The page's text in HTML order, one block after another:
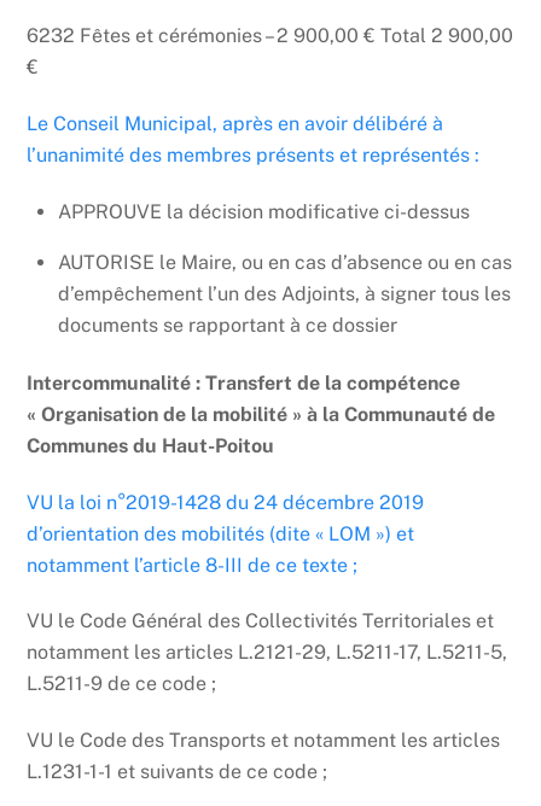
6232 Fêtes et cérémonies – 2 900,00 € Total 2 900,00
€
Le Conseil Municipal, après en avoir délibéré à
l’unanimité des membres présents et représentés :
APPROUVE la décision modificative ci-dessus
AUTORISE le Maire, ou en cas d’absence ou en cas
d’empêchement l’un des Adjoints, à signer tous les
documents se rapportant à ce dossier
Intercommunalité : Transfert de la compétence
« Organisation de la mobilité » à la Communauté de
Communes du Haut-Poitou
VU la loi n°2019-1428 du 24 décembre 2019
d’orientation des mobilités (dite « LOM ») et
notamment l’article 8-III de ce texte ;
VU le Code Général des Collectivités Territoriales et
notamment les articles L.2121-29, L.5211-17, L.5211-5,
L.5211-9 de ce code ;
VU le Code des Transports et notamment les articles
L.1231-1-1 et suivants de ce code ;